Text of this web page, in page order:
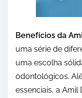
Benefícios da
uma série de
uma escolha
odontológicos.
essenciais, a Amil